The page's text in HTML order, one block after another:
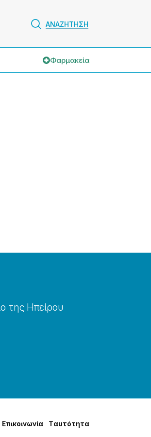
ΑΝΑΖΗΤΗΣΗ
Φαρμακεία
της Ηπείρου
Επɩκοɩνωνία Tαυτότητα